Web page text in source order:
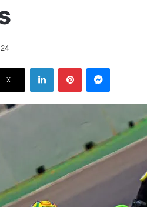
X
LinkedInPinterestMessenger